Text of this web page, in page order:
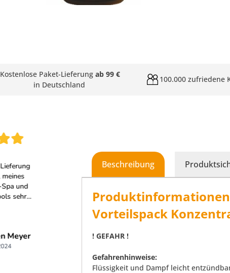
Kostenlose Paket-Lieferung ab 99 €
in Deutschland
100.000 zufriedene
Beschreibung
Produktinformationen
Vorteilspack
! GEFAHR !
Gefahrenhinweise:
Flüssigkeit und Dampf leicht